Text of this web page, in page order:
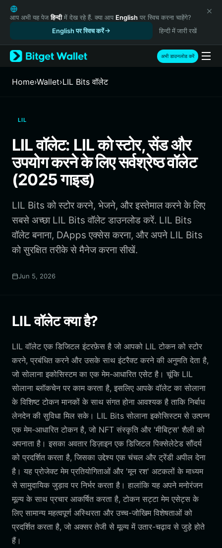
English
日本語
Русский
Español (Latinoamérica)
Türkçe
Italiano
繁體中文
Português (Portugal)
Bahasa Indonesia
ภาษาไทย
Português (Brasil)
Español (Argentina)
आप अभी यह पेजहिन्दीमें देख रहे हैं. क्या आप English पर स्विच करना चाहेंगे?
English पर स्विच करें
हिन्दी में जारी रखें
अभी डाउनलोड करें
Home›Wallet›LIL Bits वॉलेट
LIL
LIL वॉलेट: LIL को स्टोर, सेंड और
उपयोग करने के लिए सर्वश्रेष्ठ वॉलेट
(2025 गाइड)
LIL Bits को स्टोर करने, भेजने, और इस्तेमाल करने के लिए
सबसे अच्छा LIL Bits वॉलेट डाउनलोड करें. LIL Bits
वॉलेट बनाना, DApps एक्सेस करना, और अपने LIL Bits
को सुरक्षित तरीके से मैनेज करना सीखें.
Jun 5, 2026
LIL वॉलेट क्या है?
LIL वॉलेट एक डिजिटल इंटरफ़ेस है जो आपको LIL टोकन को स्टोर
करने, प्रबंधित करने और उसके साथ इंटरैक्ट करने की अनुमति देता है,
जो सोलाना इकोसिस्टम का एक मेम-आधारित एसेट है। चूंकि LIL
सोलाना ब्लॉकचेन पर काम करता है, इसलिए आपके वॉलेट का सोलाना
के विशिष्ट टोकन मानकों के साथ संगत होना आवश्यक है ताकि निर्बाध
लेनदेन की सुविधा मिल सके। LIL Bits सोलाना इकोसिस्टम से उत्पन्न
एक मेम-आधारित टोकन है, जो NFT संस्कृति और 'मीबिट्स' शैली को
अपनाता है। इसका अवतार डिज़ाइन एक डिजिटल पिक्सेलेटेड सौंदर्य
को प्रदर्शित करता है, जिसका उद्देश्य एक चंचल और ट्रेंडी अपील देना
है। यह प्रोजेक्ट मेम प्रतियोगिताओं और 'मून रश' अटकलों के माध्यम
से सामुदायिक जुड़ाव पर निर्भर करता है। हालांकि यह अपने मनोरंजन
मूल्य के साथ प्रचार आकर्षित करता है, टोकन सट्टा मेम एसेट्स के
लिए सामान्य महत्वपूर्ण अस्थिरता और उच्च-जोखिम विशेषताओं को
प्रदर्शित करता है, जो अक्सर तेजी से मूल्य में उतार-चढ़ाव से जुड़े होते
हैं।